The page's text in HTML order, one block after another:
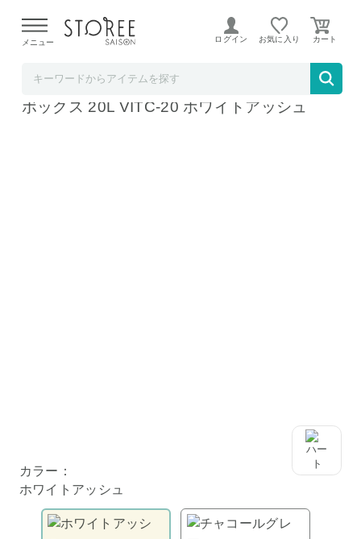
よる配送遅延が発生しております。
メニュー ログイン お気に入り
アイリスオーヤマ HUGEL 真空断熱クーラー
ボックス 20L VITC-20 ホワイトアッシュ
カラー：
ホワイトアッシュ